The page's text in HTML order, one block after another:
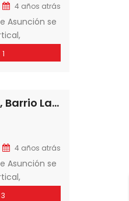
4 años atrás
Asunción se
para
1
En Venta departamento de 3 dormitorios en Edificio Washington Park, Barrio Las Mercedes, Asunción-Paraguay
4 años atrás
Asunción se
para
3